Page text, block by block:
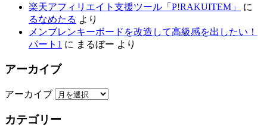
楽天アフィリエイト支援ツール「P!RAKUITEM」
に
るなめたる より
メンブレンキーボードを改造して高級感を出したい！
パート1 に まるぼー より
アーカイブ
アーカイブ
カテゴリー